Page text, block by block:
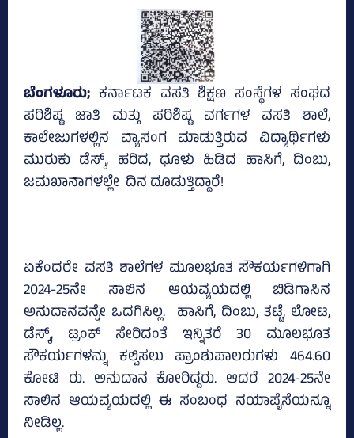
ಬೆಂಗಳೂರು; ಕರ್ನಾಟಕ ವಸತಿ ಶಿಕ್ಷಣ ಸಂಸ್ಥೆಗಳ ಸಂಘದ
ಪರಿಶಿಷ್ಟ ಜಾತಿ ಮತ್ತು ಪರಿಶಿಷ್ಟ ವರ್ಗಗಳ ವಸತಿ ಶಾಲೆ,
ಕಾಲೇಜುಗಳಲ್ಲಿನ ವ್ಯಾಸಂಗ ಮಾಡುತ್ತಿರುವ ವಿದ್ಯಾರ್ಥಿಗಳು
ಮುರುಕು ಡೆಸ್ಕ್‌, ಹರಿದ, ಧೂಳು ಹಿಡಿದ ಹಾಸಿಗೆ, ದಿಂಬು,
ಜಮಖಾನಾಗಳಲ್ಲೇ ದಿನ ದೂಡುತ್ತಿದ್ದಾರೆ!
ಏಕೆಂದರೇ ವಸತಿ ಶಾಲೆಗಳ ಮೂಲಭೂತ ಸೌಕರ್ಯಗಳಿಗಾಗಿ
2024-25ನೇ ಸಾಲಿನ ಆಯವ್ಯಯದಲ್ಲಿ ಬಿಡಿಗಾಸಿನ
ಅನುದಾನವನ್ನೇ ಒದಗಿಸಿಲ್ಲ. ಹಾಸಿಗೆ, ದಿಂಬು, ತಟ್ಟೆ, ಲೋಟ,
ಡೆಸ್ಕ್‌, ಟ್ರಂಕ್‌ ಸೇರಿದಂತೆ ಇನ್ನಿತರೆ 30 ಮೂಲಭೂತ
ಸೌಕರ್ಯಗಳನ್ನು ಕಲ್ಪಿಸಲು ಪ್ರಾಂಶುಪಾಲರುಗಳು 464.60
ಕೋಟಿ ರು. ಅನುದಾನ ಕೋರಿದ್ದರು. ಆದರೆ 2024-25ನೇ
ಸಾಲಿನ ಆಯವ್ಯಯದಲ್ಲಿ ಈ ಸಂಬಂಧ ನಯಾಪೈಸೆಯನ್ನೂ
ನೀಡಿಲ್ಲ.